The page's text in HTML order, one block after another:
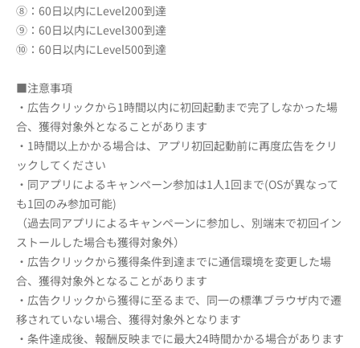
⑧：60日以内にLevel200到達
⑨：60日以内にLevel300到達
⑩：60日以内にLevel500到達
■注意事項
・広告クリックから1時間以内に初回起動まで完了しなかった場
合、獲得対象外となることがあります
・1時間以上かかる場合は、アプリ初回起動前に再度広告をクリ
ックしてください
・同アプリによるキャンペーン参加は1人1回まで(OSが異なって
も1回のみ参加可能)
（過去同アプリによるキャンペーンに参加し、別端末で初回イン
ストールした場合も獲得対象外）
・広告クリックから獲得条件到達までに通信環境を変更した場
合、獲得対象外となることがあります
・広告クリックから獲得に至るまで、同一の標準ブラウザ内で遷
移されていない場合、獲得対象外となります
・条件達成後、報酬反映までに最大24時間かかる場合があります